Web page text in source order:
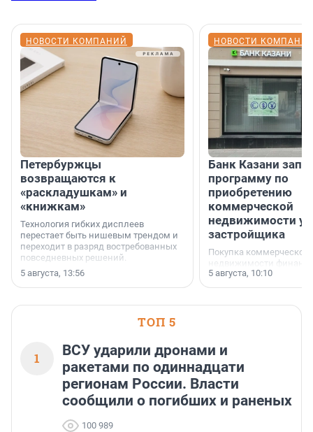
НОВОСТИ КОМПАНИЙ
Петербуржцы
возвращаются к
«раскладушкам» и
«книжкам»
Технология гибких дисплеев
перестает быть нишевым трендом и
переходит в разряд востребованных
повседневных решений.
5 августа, 13:56
НОВОСТИ
Банк Казани
программу по
приобретению
коммерческой
недвижимости у
застройщика
Покупка коммерческой
недвижимости
инструмент,
предпринимателей.
или готовый арендный
5 августа, 10:10
ТОП 5
1
ВСУ ударили дронами и
ракетами по одиннадцати
регионам России. Власти
сообщили о погибших и раненых
100 989